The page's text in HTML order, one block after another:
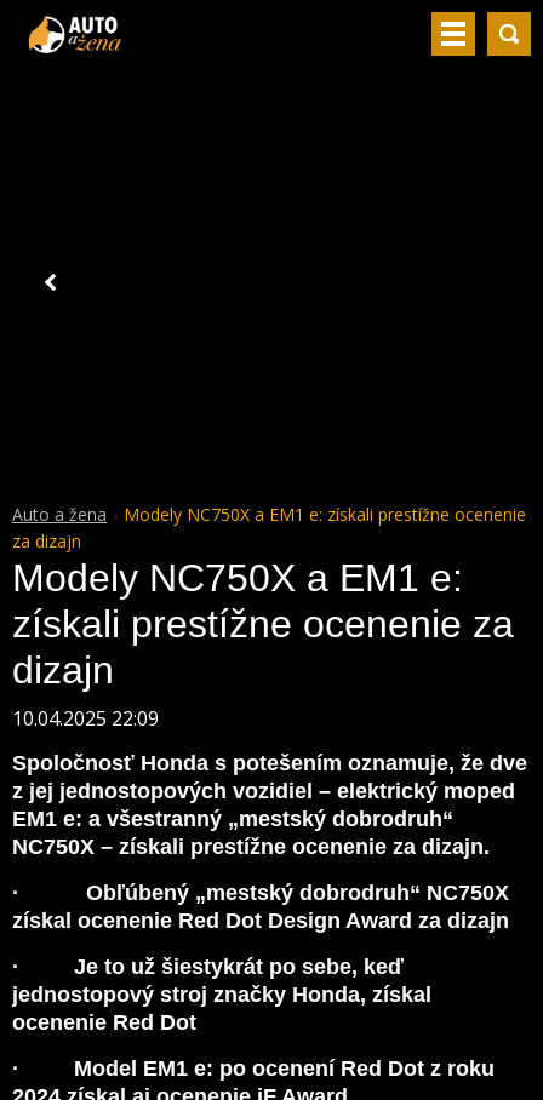
Auto a žena
Modely NC750X a EM1 e: získali prestížne ocenenie
za dizajn
Modely NC750X a EM1 e:
získali prestížne ocenenie za
dizajn
10.04.2025 22:09
Spoločnosť Honda s potešením oznamuje, že dve
z jej jednostopových vozidiel – elektrický moped
EM1 e: a všestranný „mestský dobrodruh“
NC750X – získali prestížne ocenenie za dizajn.
· Obľúbený „mestský dobrodruh“ NC750X
získal ocenenie Red Dot Design Award za dizajn
· Je to už šiestykrát po sebe, keď
jednostopový stroj značky Honda, získal
ocenenie Red Dot
· Model EM1 e: po ocenení Red Dot z roku